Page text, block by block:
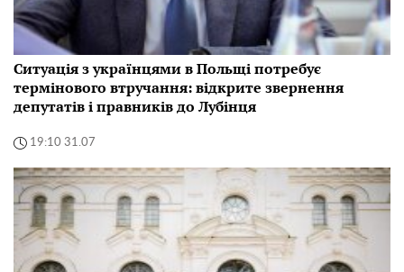
Ситуація з українцями в Польщі потребує
термінового втручання: відкрите звернення
депутатів і правників до Лубінця
19:10 31.07